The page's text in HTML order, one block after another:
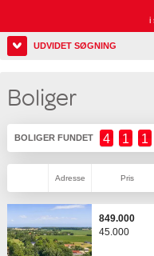
i
UDVIDET SØGNING
Boliger
BOLIGER FUNDET 4 1 1
Adresse Pris
849.000
45.000